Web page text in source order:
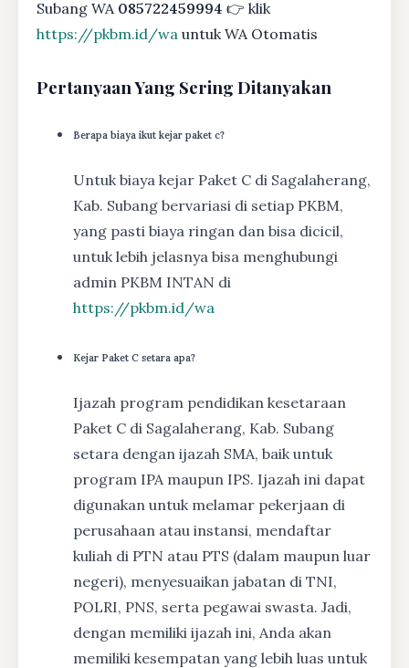
Subang WA 085722459994 👉 klik
https://pkbm.id/wa untuk WA Otomatis
Pertanyaan Yang Sering Ditanyakan
Berapa biaya ikut kejar paket c?
Untuk biaya kejar Paket C di Sagalaherang,
Kab. Subang bervariasi di setiap PKBM,
yang pasti biaya ringan dan bisa dicicil,
untuk lebih jelasnya bisa menghubungi
admin PKBM INTAN di
https://pkbm.id/wa
Kejar Paket C setara apa?
Ijazah program pendidikan kesetaraan
Paket C di Sagalaherang, Kab. Subang
setara dengan ijazah SMA, baik untuk
program IPA maupun IPS. Ijazah ini dapat
digunakan untuk melamar pekerjaan di
perusahaan atau instansi, mendaftar
kuliah di PTN atau PTS (dalam maupun luar
negeri), menyesuaikan jabatan di TNI,
POLRI, PNS, serta pegawai swasta. Jadi,
dengan memiliki ijazah ini, Anda akan
memiliki kesempatan yang lebih luas untuk